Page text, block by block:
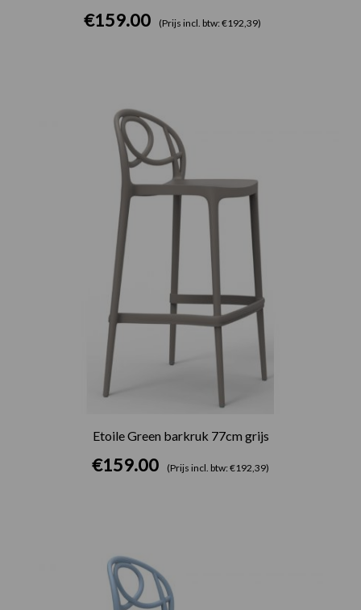
€159.00 (Prijs incl. btw: €192,39)
Etoile Green barkruk 77cm grijs
€159.00 (Prijs incl. btw: €192,39)